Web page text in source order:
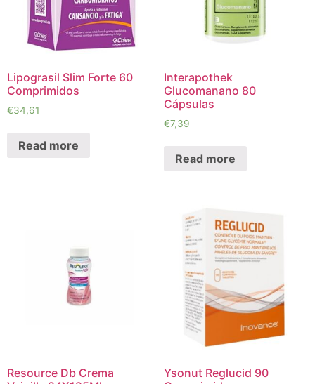
Lipograsil Slim Forte 60
Comprimidos
€34,61
Read more
Interapothek
Glucomanano 80
Cápsulas
€7,39
Read more
Resource Db Crema
Ysonut Reglucid 90